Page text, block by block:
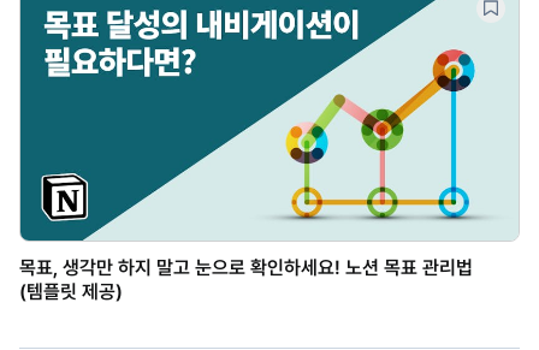
목표, 생각만 하지 말고 눈으로 확인하세요! 노션 목표 관리법
(템플릿 제공)